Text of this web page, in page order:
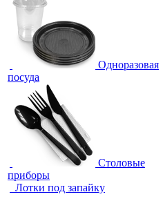
Одноразовая
посуда
Столовые
приборы
Лотки под запайку